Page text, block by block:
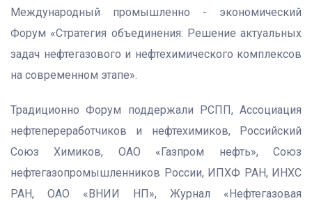
Международный промышленно - экономический
Форум «Стратегия объединения: Решение актуальных
задач нефтегазового и нефтехимического комплексов
на современном этапе».
Традиционно Форум поддержали РСПП, Ассоциация
нефтепереработчиков и нефтехимиков, Российский
Союз Химиков, ОАО «Газпром нефть», Союз
нефтегазопромышленников России, ИПХФ РАН, ИНХС
РАН, ОАО «ВНИИ НП», Журнал «Нефтегазовая